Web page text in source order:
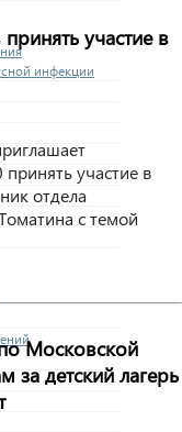
инфекции
участие в
принять участие в
отдела
с темой
Московской
за детский лагерь